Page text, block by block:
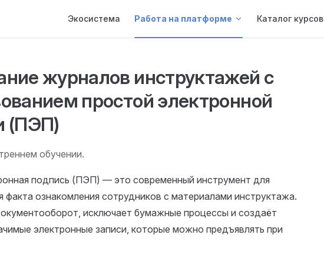
Экосистема Работа на платформе Каталог курсов
журналов инструктажей с
простой электронной
(ПЭП)
обучении.
подпись (ПЭП) — это современный инструмент для
ознакомления сотрудников с материалами инструктажа.
исключает бумажные процессы и создаёт
электронные записи, которые можно предъявлять при